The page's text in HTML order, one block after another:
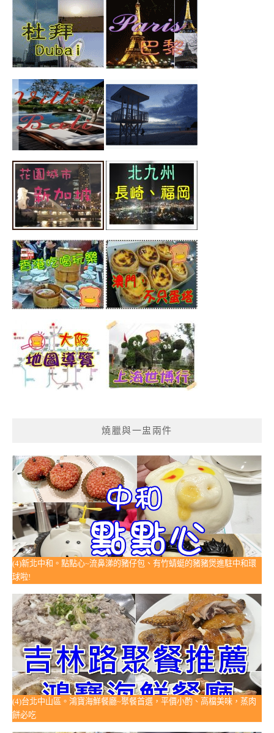
燒臘與一盅兩件
(4)新北中和。點點心~流鼻涕的豬仔包、有竹蜻蜓的豬豬煲進駐中和環
球啦!
(4)台北中山區。鴻寶海鮮餐廳~聚餐首選，平價小酌、高檔美味，蒸肉
餅必吃